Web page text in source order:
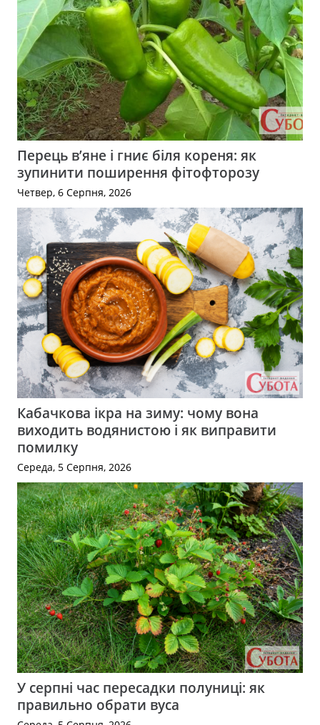
Перець в’яне і гниє біля кореня: як
зупинити поширення фітофторозу
Четвер, 6 Серпня, 2026
Кабачкова ікра на зиму: чому вона
виходить водянистою і як виправити
помилку
Середа, 5 Серпня, 2026
У серпні час пересадки полуниці: як
правильно обрати вуса